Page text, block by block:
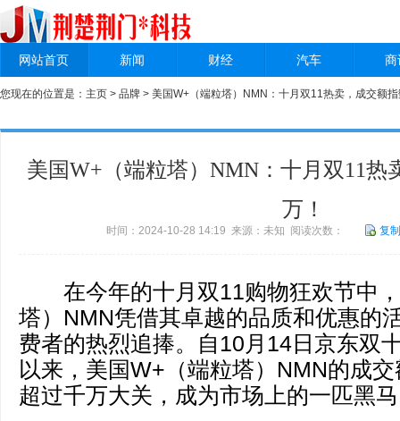
网站首页 新闻 财经 汽车
您现在的位置是： 主页 > 品牌 > 美国W+（端粒塔）NMN：十月双11热卖，成交额
美国W+（端粒塔）NMN：十月双11热
万！
时间：2024-10-28 14:19 来源：未知 阅读次数： 复
在今年的十月双11购物狂欢节中，
塔）NMN凭借其卓越的品质和优惠的
费者的热烈追捧。自10月14日京东双
以来，美国W+（端粒塔）NMN的成
超过千万大关，成为市场上的一匹黑